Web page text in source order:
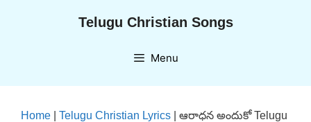
Telugu Christian Songs
Menu
Home Telugu Christian Lyrics
ఆరాధన అందుకో Telugu